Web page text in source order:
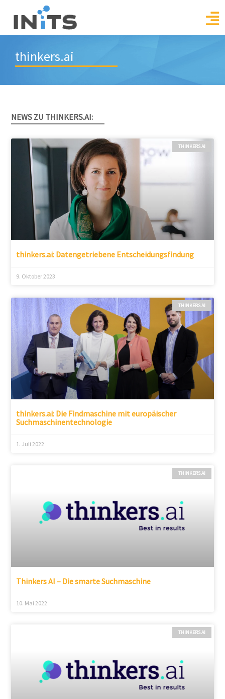
content
thinkers.ai
NEWS ZU THINKERS.AI:
THINKERS.AI
thinkers.ai: Datengetriebene Entscheidungsfindung
9. Oktober 2023
THINKERS.AI
thinkers.ai: Die Findmaschine mit europäischer
Suchmaschinentechnologie
1. Juli 2022
THINKERS.AI
Thinkers AI – Die smarte Suchmaschine
10. Mai 2022
THINKERS.AI